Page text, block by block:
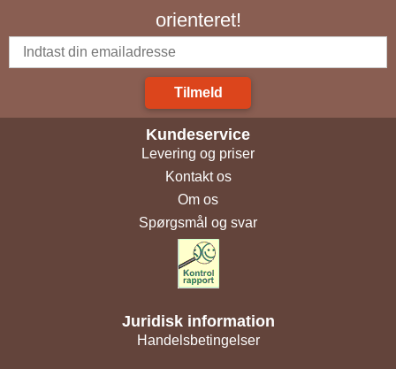
orienteret!
Tilmeld
Kundeservice
Levering og priser
Kontakt os
Om os
Spørgsmål og svar
Juridisk information
Handelsbetingelser